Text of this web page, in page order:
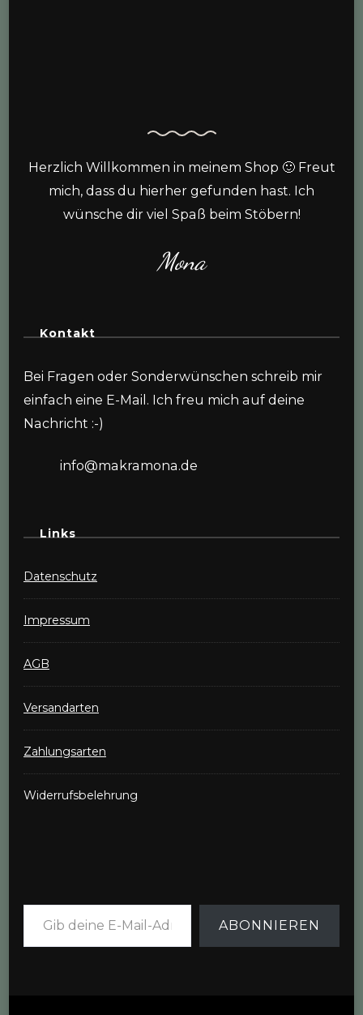
Herzlich Willkommen in meinem Shop 🙂 Freut
mich, dass du hierher gefunden hast. Ich
wünsche dir viel Spaß beim Stöbern!
Mona
Kontakt
Bei Fragen oder Sonderwünschen schreib mir
einfach eine E-Mail. Ich freu mich auf deine
Nachricht :-)
info@makramona.de
Links
Datenschutz
Impressum
AGB
Versandarten
Zahlungsarten
Widerrufsbelehrung
Gib deine E-Mail-Adresse ein ...
ABONNIEREN